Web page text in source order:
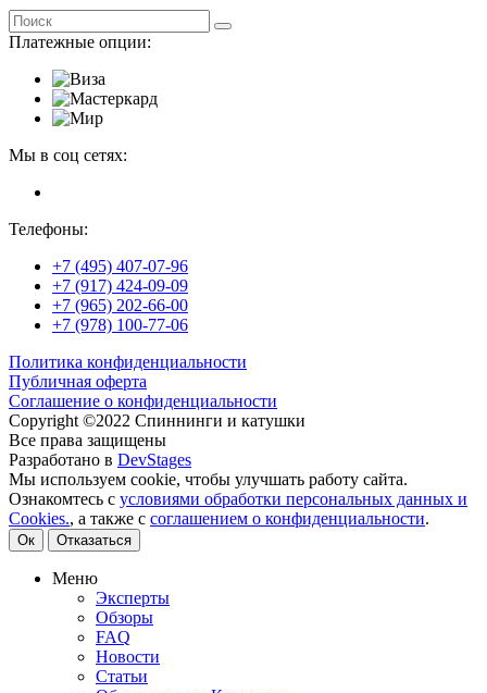
Платежные опции:
Мы в соц сетях:
Телефоны:
+7 (495) 407-07-96
+7 (917) 424-09-09
+7 (965) 202-66-00
+7 (978) 100-77-06
Политика конфиденциальности
Публичная оферта
Соглашение о конфиденциальности
Copyright ©2022 Спиннинги и катушки
Все права защищены
Разработано в DevStages
Мы используем cookie, чтобы улучшать работу сайта.
Ознакомтесь с условиями обработки персональных данных и
Cookies., а также с соглашением о конфиденциальности.
Ок Отказаться
Меню
Эксперты
Обзоры
FAQ
Новости
Статьи